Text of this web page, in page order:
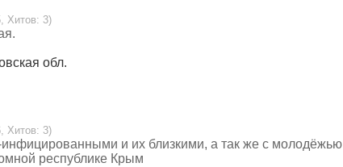
Хитов: 3)
обл.
Хитов: 3)
и их близкими, а так же с молодёжью
республике Крым